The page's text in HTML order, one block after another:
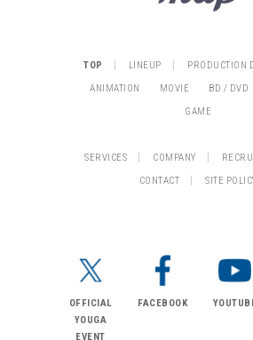
TOP | LINEUP |
PRODUCTION
ANIMATION
MOVIE BD / DVD
GAME
SERVICES | COMPANY |
CONTACT
| SITE
OFFICIAL
YOUGA
EVENT
FACEBOOK